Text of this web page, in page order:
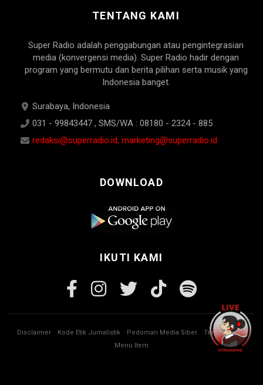
TENTANG KAMI
Super Radio adalah penggabungan atau pengintegrasian
media (konvergensi media). Super Radio hadir dengan
program yang bermutu dan berita pilihan serta musik yang
Indonesia banget.
Surabaya, Indonesia
031 - 99843447 , SMS/WA : 08180 - 2324 - 885
redaksi@superradio.id, marketing@superradio.id
DOWNLOAD
IKUTI KAMI
Disclaimer Kode Etik Jurnalistik Pedoman Media Siber
Tentang Kami
Menu Item